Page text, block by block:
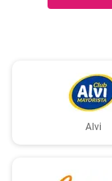
Alvi